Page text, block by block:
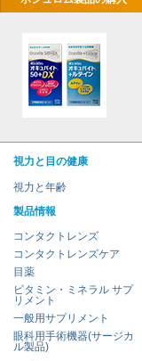
視力と目の健康
視力と年齢
製品情報
コンタクトレンズ
コンタクトレンズケア
目薬
ビタミン・ミネラル サプ
リメント
一般用サプリメント
眼科用手術機器(サージカ
ル製品)